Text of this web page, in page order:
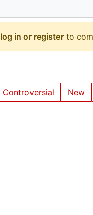
log in or register to
Controversial New